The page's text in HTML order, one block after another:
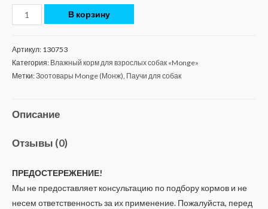
В корзину
Артикул: 130753
Категория: Влажный корм для взрослых собак «Monge»
Метки:Зоотовары Monge (Монж) Паучи для собак
Описание
Отзывы (0)
ПРЕДОСТЕРЕЖЕНИЕ!
Мы не предоставляет консультацию по подбору кормов и не
несем ответственность за их применение. Пожалуйста, перед